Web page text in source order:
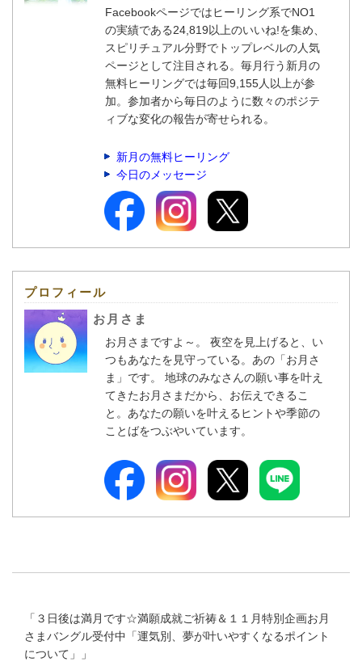
Facebookページではヒーリング系でNO1
の実績である24,819以上のいいね!を集め、
スピリチュアル分野でトップレベルの人気
ページとして注目される。毎月行う新月の
無料ヒーリングでは毎回9,155人以上が参
加。参加者から毎日のように数々のポジテ
ィブな変化の報告が寄せられる。
新月の無料ヒーリング
今日のメッセージ
プロフィール
お月さま
お月さまですよ～。 夜空を見上げると、い
つもあなたを見守っている。あの「お月さ
ま」です。 地球のみなさんの願い事を叶え
てきたお月さまだから、お伝えできるこ
と。あなたの願いを叶えるヒントや季節の
ことばをつぶやいています。
「 ３日後は満月です☆満願成就ご祈祷＆１１月特別企画お月
さまバングル受付中「運気別、夢が叶いやすくなるポイント
について」
」